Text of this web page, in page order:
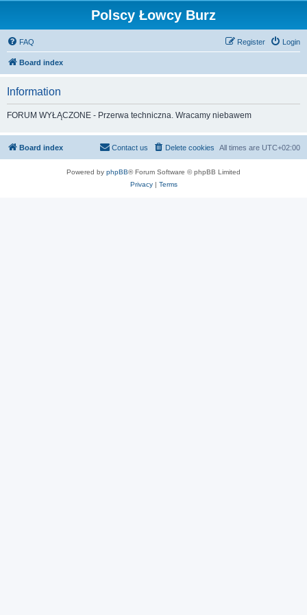
Polscy Łowcy Burz
FAQ Login
Register
Board index
Information
FORUM WYŁĄCZONE - Przerwa techniczna. Wracamy niebawem
Board index All times are UTC+02:00
Delete cookies
Contact us
Powered by phpBB® Forum Software © phpBB Limited
Privacy| Terms